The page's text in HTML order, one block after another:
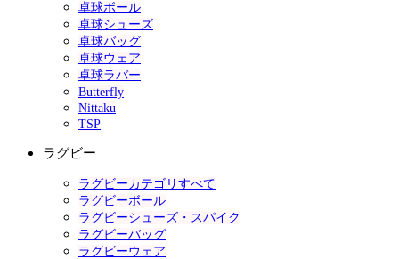
卓球ボール
卓球シューズ
卓球バッグ
卓球ウェア
卓球ラバー
Butterfly
Nittaku
TSP
ラグビー
ラグビーカテゴリすべて
ラグビーボール
ラグビーシューズ・スパイク
ラグビーバッグ
ラグビーウェア